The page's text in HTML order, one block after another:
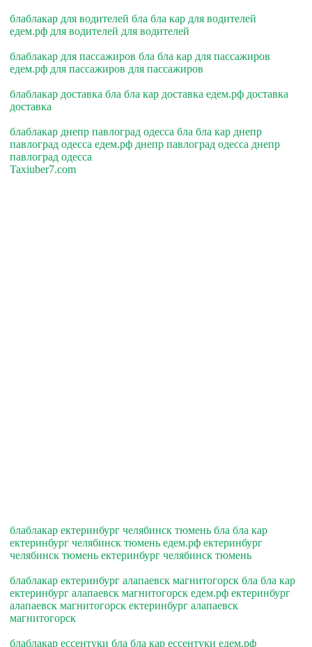
блаблакар для водителей бла бла кар для водителей
едем.рф для водителей для водителей
блаблакар для пассажиров бла бла кар для пассажиров
едем.рф для пассажиров для пассажиров
блаблакар доставка бла бла кар доставка едем.рф доставка
доставка
блаблакар днепр павлоград одесса бла бла кар днепр
павлоград одесса едем.рф днепр павлоград одесса днепр
павлоград одесса
Taxiuber7.com
блаблакар ектеринбург челябинск тюмень бла бла кар
ектеринбург челябинск тюмень едем.рф ектеринбург
челябинск тюмень ектеринбург челябинск тюмень
блаблакар ектеринбург алапаевск магнитогорск бла бла кар
ектеринбург алапаевск магнитогорск едем.рф ектеринбург
алапаевск магнитогорск ектеринбург алапаевск
магнитогорск
блаблакар ессентуки бла бла кар ессентуки едем.рф